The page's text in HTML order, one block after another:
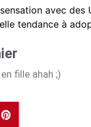
avec des
tendance à
fille ahah ;)